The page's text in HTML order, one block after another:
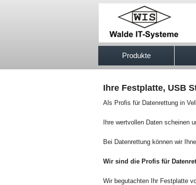
Produkte
Ihre Festplatte, USB
Als Profis für Datenrettung in
Ihre wertvollen Daten scheinen
Bei Datenrettung können wir
Wir sind die Profis für
Wir begutachten Ihr Festplatte